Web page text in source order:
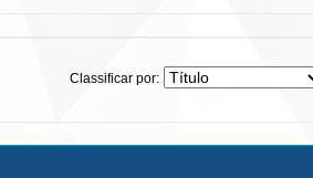
Classificar por: